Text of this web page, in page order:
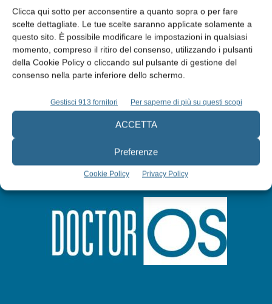
Clicca qui sotto per acconsentire a quanto sopra o per fare
scelte dettagliate. Le tue scelte saranno applicate solamente a
questo sito. È possibile modificare le impostazioni in qualsiasi
momento, compreso il ritiro del consenso, utilizzando i pulsanti
della Cookie Policy o cliccando sul pulsante di gestione del
consenso nella parte inferiore dello schermo.
Gestisci 913 fornitori Per saperne di più su questi scopi
ACCETTA
Preferenze
Cookie Policy Privacy Policy
Edicola web
Abbonati